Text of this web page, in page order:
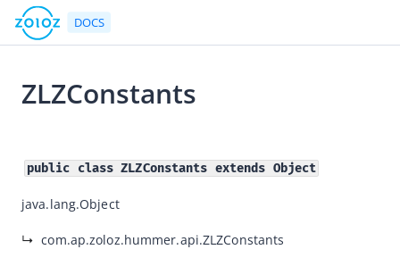
DOCS
文档中心
ZLZConstants
public class ZLZConstants extends Object
java.lang.Object
↳ com.ap.zoloz.hummer.api.ZLZConstants